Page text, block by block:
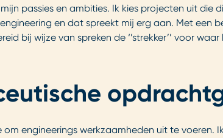
passies en ambities. Ik kies projecten uit die
en dat spreekt mij erg aan. Met een
bij wijze van spreken de ‘’strekker’’ voor
engineerings werkzaamheden uit te voeren.